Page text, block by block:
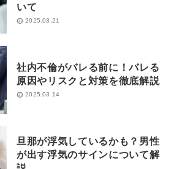
いて
2025.03.21
社内不倫がバレる前に！バレる
原因やリスクと対策を徹底解説
2025.03.14
旦那が浮気しているかも？男性
が出す浮気のサインについて解